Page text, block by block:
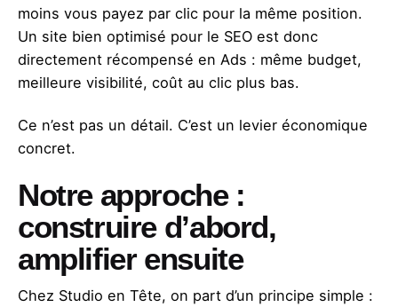
moins vous payez par clic pour la même position.
Un site bien optimisé pour le SEO est donc
directement récompensé en Ads : même budget,
meilleure visibilité, coût au clic plus bas.
Ce n’est pas un détail. C’est un levier économique
concret.
Notre approche :
construire d’abord,
amplifier ensuite
Chez Studio en Tête, on part d’un principe simple :